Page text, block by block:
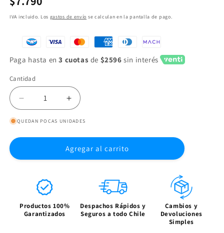
IVA incluido. Los gastos de envío se calculan en la pantalla de pago.
Paga hasta en3 cuotas de $2596 sin interés
Cantidad
Reducir
cantidad
para
Divisor
Coaxial-
Aumentar
cantidad
para
4
Vías
Divisor
Coaxial-
QUEDAN POCAS UNIDADES
Agregar al carrito
Productos 100%
Garantizados
Despachos Rápidos y
Seguros a todo Chile
Cambios y
Devoluciones
Simples